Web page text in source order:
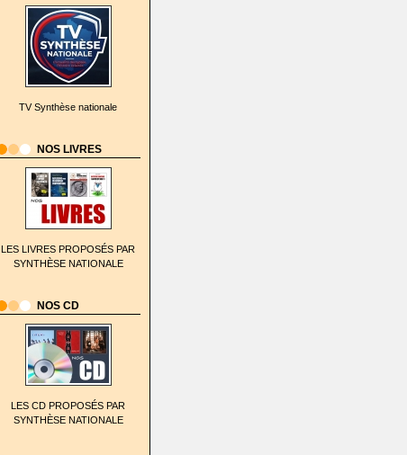
TV Synthèse nationale
NOS LIVRES
LES LIVRES PROPOSÉS PAR
SYNTHÈSE NATIONALE
NOS CD
LES CD PROPOSÉS PAR
SYNTHÈSE NATIONALE